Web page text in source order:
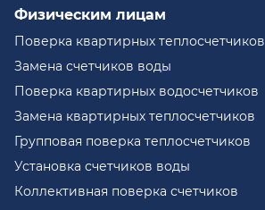
Физическим лицам
Поверка квартирных теплосчетчиков
Замена счетчиков воды
Поверка квартирных водосчетчиков
Замена квартирных теплосчетчиков
Групповая поверка теплосчетчиков
Установка счетчиков воды
Коллективная поверка счетчиков